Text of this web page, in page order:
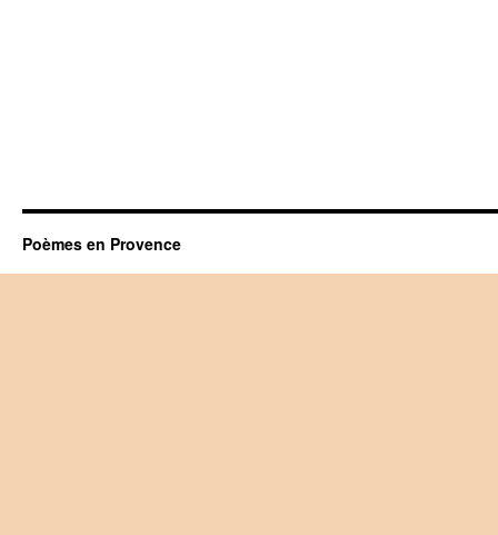
Poèmes en Provence